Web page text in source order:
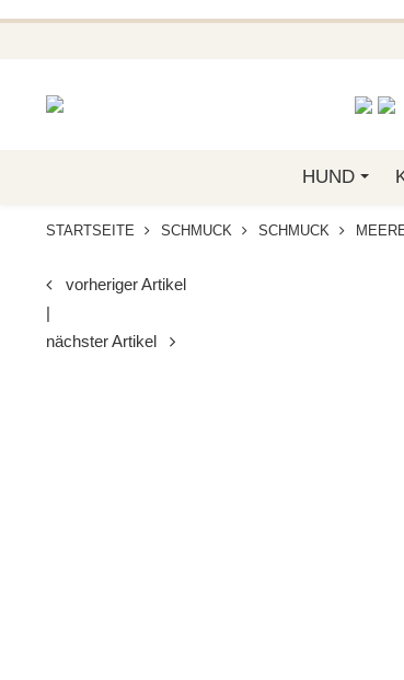
HUND
STARTSEITE SCHMUCK SCHMUCK
vorheriger Artikel
nächster Artikel